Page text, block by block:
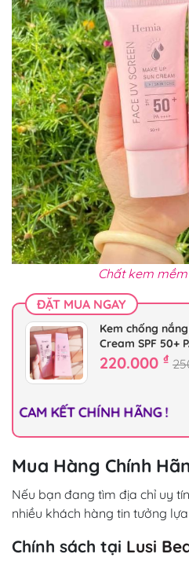
Chất kem
ĐẶT MUA NGAY
Kem chống
Cream SPF 50+
220.000 ₫
CAM KẾT CHÍNH HÃNG !
Mua Hàng Chính
Nếu bạn đang tìm địa chỉ uy
nhiều khách hàng tin tưởng
Chính sách tại Lusi